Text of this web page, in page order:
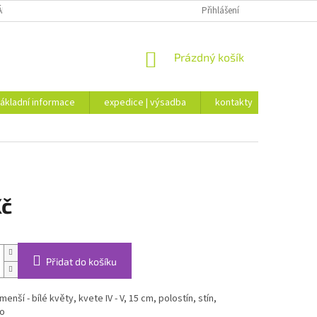
INFORMACE KONTAKTY
Přihlášení
NÁKUPNÍ
Prázdný košík
informace expedice | výsadba kontakty
Přidat do košíku
- bílé květy, kvete IV - V, 15 cm, polostín, stín,